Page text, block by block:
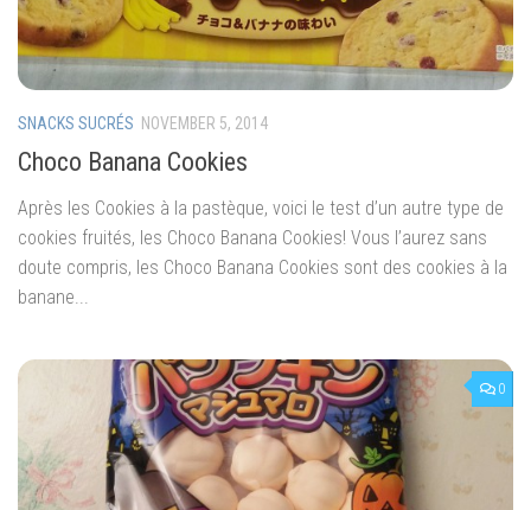
SNACKS SUCRÉS NOVEMBER 5, 2014
Choco Banana Cookies
Après les Cookies à la pastèque, voici le test d’un autre type de
cookies fruités, les Choco Banana Cookies! Vous l’aurez sans
doute compris, les Choco Banana Cookies sont des cookies à la
banane...
0